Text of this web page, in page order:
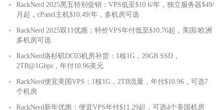
RackNerd 2025黑五特别促销：VPS低至$10.6/年，独立服务器$49/
月起，cPanel主机$10.49/年，多机房可选
RackNerd 2025双11优惠：特价VPS年付低至$10.76起，美国/欧洲
多机房可选
RackNerd洛杉矶DC03机房补货：1核1G，20GB SSD，
2TB@1Gbps，年付10.96美元
RackNerd便宜美国VPS：1核1G，2TB流量，年付$10.96，可选7
个机房
RackNerd新年优惠：便宜VPS年付$11.29起，可选4个美国机房